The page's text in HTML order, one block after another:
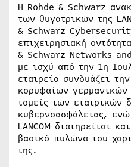
Η Rohde & Schwarz
των θυγατρικών της
& Schwarz
επιχειρησιακή
& Schwarz Networks
με ισχύ από την 1η
εταιρεία συνδυάζει
κορυφαίων γερμανικών
τομείς των εταιρικών
κυβερνοασφάλειας,
LANCOM διατηρείται
βασικό πυλώνα του
της.